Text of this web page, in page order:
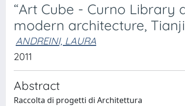
“Art Cube - Curno Library
modern architecture,
ANDREINI, LAURA
2011
Abstract
Raccolta di progetti di Architettura